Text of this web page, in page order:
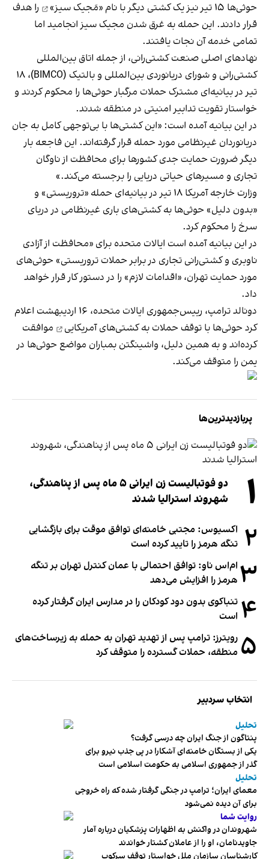
حوثی‌ها ۱۵ تیر نیز یک کشتی دیگر با نام
«مَجیک سیز»
را هدف
قرار دادند. این حمله به غرق شدن مجیک سیز انجامید اما
تمامی خدمه آن نجات یافتند.
نهادهای اصلی صنعت کشتی‌رانی، از جمله اتاق بین‌المللی
کشتی‌رانی و شورای دریانوردی بین‌المللی و بالتیک (BIMCO)، ۱۸
تیر در بیانیه‌ای مشترک حملات مرگبار حوثی‌ها را محکوم کردند و
خواستار تقویت تدابیر امنیتی در منطقه شدند.
در این بیانیه آمده است: «این کشتی‌ها با بی‌توجهی کامل به جان
دریانوردان غیرنظامی مورد حمله قرار گرفته‌اند. این فاجعه بار
دیگر ضرورت حمایت جدی کشورها برای محافظت از ناوگان
تجاری و مسیرهای حیاتی دریایی را برجسته می‌کند.»
وزارت خارجه آمریکا ۱۸ تیر در بیانیه‌ای حمله «تروریستی» و
«بدون دلیل» حوثی‌ها به کشتی‌های باری غیرنظامی در دریای
سرخ را محکوم کرد.
در این بیانیه آمده است ایالات متحده برای «محافظت از آزادی
ناوبری و کشتی‌رانی تجاری در برابر حملات تروریستی» حوثی‌های
مورد حمایت تهران، «اقدامات لازم» را در دستور کار قرار خواهد
داد.
دونالد ترامپ، رییس‌جمهوری ایالات متحده، ۱۶ اردیبهشت اعلام
کرد حوثی‌ها با توقف حملات به کشتی‌های آمریکایی
موافقت
کرده‌اند و به همین دلیل، واشینگتن بمباران مواضع حوثی‌ها در
یمن را متوقف می‌کند.
پربازدیدترین‌ها
۱
دو فوتبالیست زن ایرانی ۵ ماه پس از پناهندگی،
شهروند استرالیا شدند
۲ اکسیوس: مجتبی خامنه‌ای توافق موقت برای بازگشایی
تنگه هرمز را تایید کرده است
۳ ام‌اس ناو: توافق احتمالی با عمان کنترل تهران بر تنگه
هرمز را افزایش می‌دهد
۴ تنباکوی بدون دود کودکان را در مدارس ایران گرفتار کرده
است
۵ رویترز: ترامپ پس از تهدید تهران به حمله به زیرساخت‌های
منطقه، حملات گسترده را متوقف کرد
انتخاب سردبیر
تحلیل
پنتاگون از جنگ ایران چه درسی گرفت؟
یکی از بستگان خامنه‌ای آشکارا در پی جذب نیرو برای
گذر از جمهوری اسلامی به حکومت اسلامی است
تحلیل
معمای ایران؛ ترامپ در جنگی گرفتار شده که راه خروجی
برای آن دیده نمی‌شود
روایت شما
شهروندان در واکنش به اظهارات پزشکیان درباره آمار
جاویدنامان، او را از عاملان کشتار خواندند